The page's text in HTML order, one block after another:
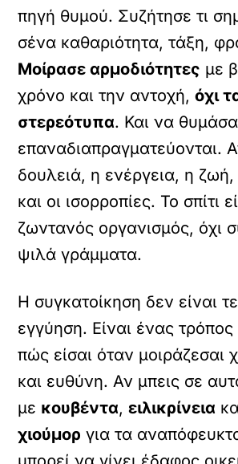
πηγή θυμού. Συζήτησε τι
σένα καθαριότητα, τάξη,
Μοίρασε αρμοδιότητες με
χρόνο και την αντοχή,όχι
στερεότυπα. Και να
επαναδιαπραγματεύονται.
δουλειά, η ενέργεια, η
και οι ισορροπίες. Το σπίτι
ζωντανός οργανισμός, όχι
ψιλά γράμματα.
Η συγκατοίκηση δεν είναι
εγγύηση. Είναι ένας
πώς είσαι όταν μοιράζεσαι
και ευθύνη. Αν μπεις σε
με κουβέντα,ειλικρίνεια
χιούμορ για τα